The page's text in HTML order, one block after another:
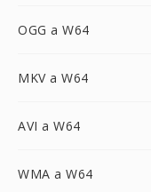
OGG a W64
MKV a W64
AVI a W64
WMA a W64